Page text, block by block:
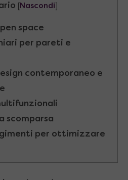
Nascondi
space
per pareti e
contemporaneo e
scomparsa
per ottimizzare